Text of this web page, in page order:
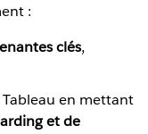
:
clés,
en mettant
et de